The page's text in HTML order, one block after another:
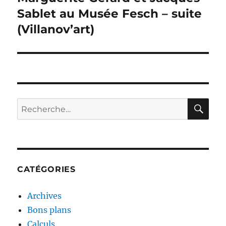
l’article
Sablet au Musée Fesch – suite
(Villanov’art)
Recherche
pour :
CATÉGORIES
Archives
Bons plans
Calculs